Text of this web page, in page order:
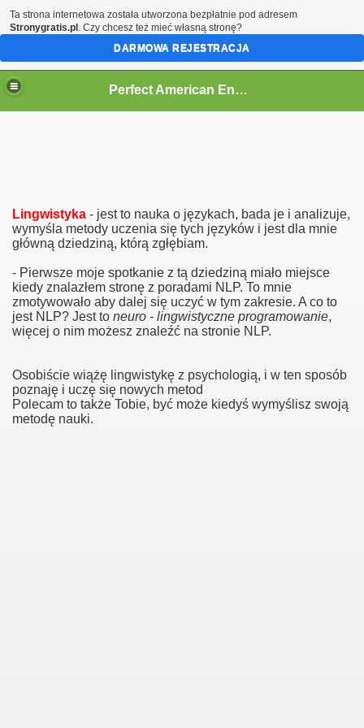
Perfect American English
Lingwistyka - jest to nauka o językach, bada je i analizuje,
wymyśla metody uczenia się tych języków i jest dla mnie
główną dziedziną, którą zgłębiam.
- Pierwsze moje spotkanie z tą dziedziną miało miejsce
kiedy znalazłem stronę z poradami NLP. To mnie
zmotywowało aby dalej się uczyć w tym zakresie. A co to
jest NLP? Jest to neuro - lingwistyczne programowanie,
więcej o nim możesz znaleźć na stronie NLP.
Osobiście wiążę lingwistykę z psychologią, i w ten sposób
poznaję i uczę się nowych metod
Polecam to także Tobie, być może kiedyś wymyślisz swoją
metodę nauki.
Ta strona internetowa została utworzona bezpłatnie pod adresem
Stronygratis.pl . Czy chcesz też mieć własną stronę?
DARMOWA REJESTRACJA